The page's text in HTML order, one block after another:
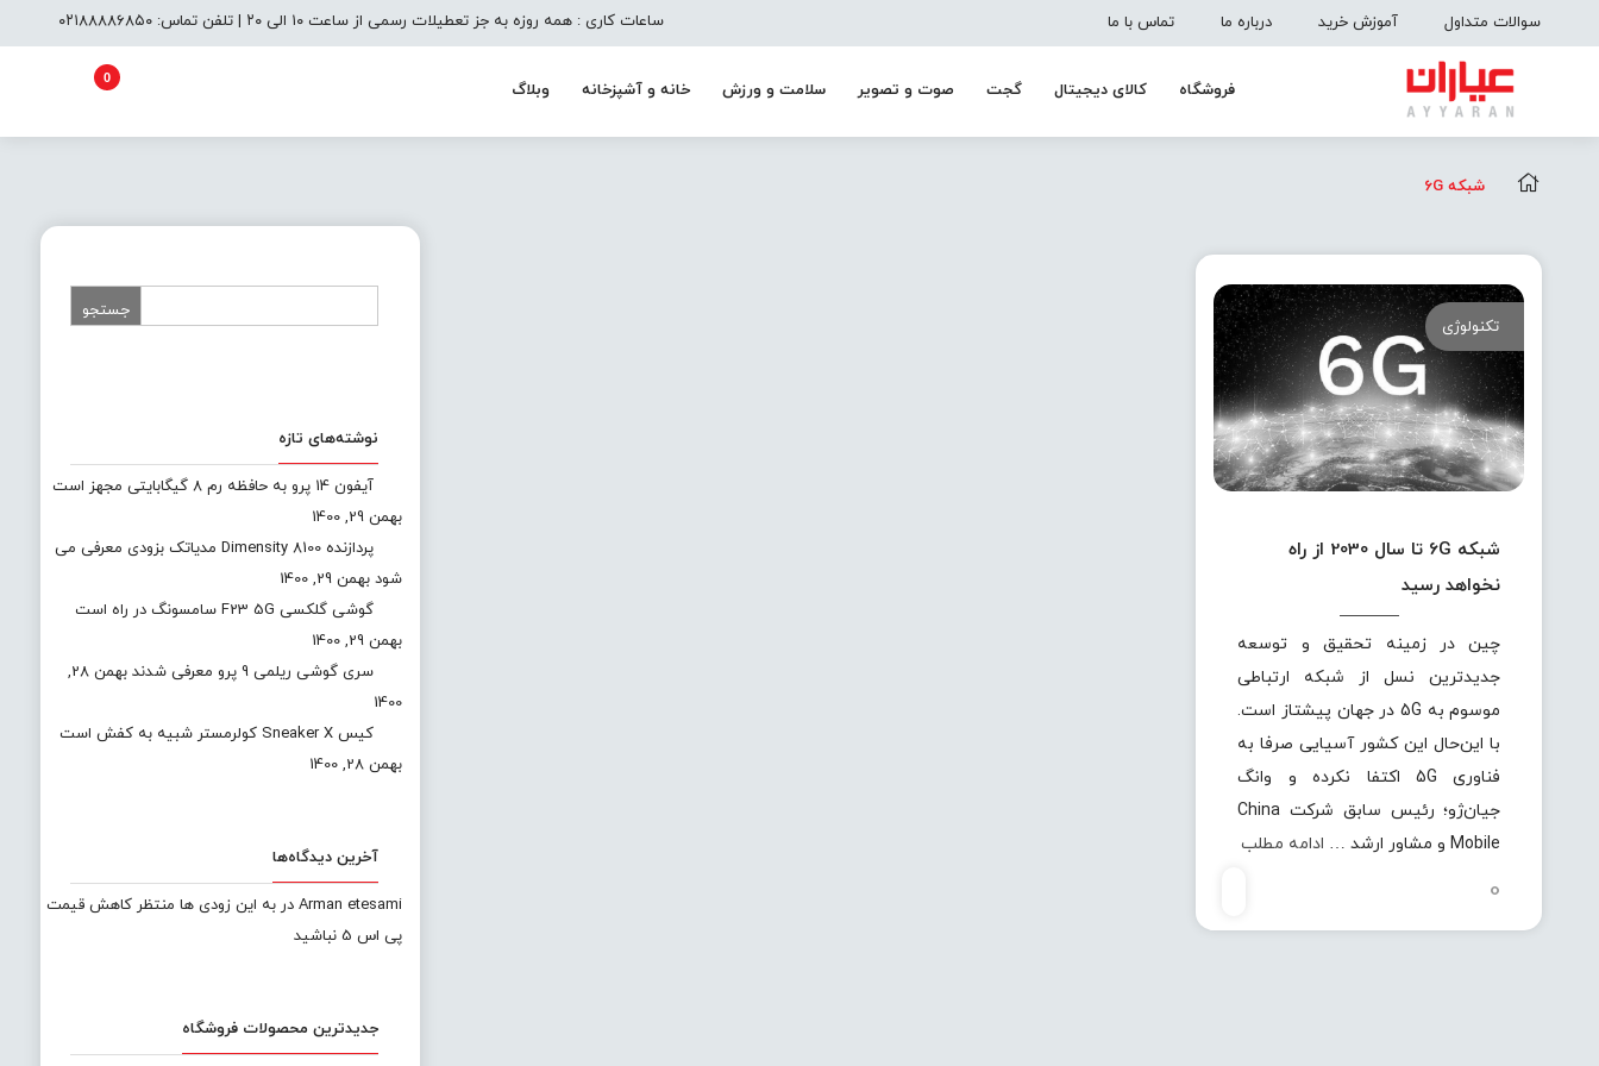
سوالات متداول آموزش خرید درباره ما تماس با ما ساعات کاری : همه روزه به جز تعطیلات رسمی از ساعت ۱۰ الی ۲۰ | تلفن تماس: ۰۲۱۸۸۸۸۶۸۵۰
فروشگاه کالای دیجیتال گجت صوت و تصویر سلامت و ورزش خانه و آشپزخانه وبلاگ
0
شبکه 6G
تکنولوژی
شبکه 6G تا سال 2030 از راه
نخواهد رسید
چین در زمینه تحقیق و توسعه
جدیدترین نسل از شبکه ارتباطی
موسوم به 5G در جهان پیشتاز است.
با این‌حال این کشور آسیایی صرفا به
فناوری 5G اکتفا نکرده و وانگ
جیان‌ژو؛ رئیس سابق شرکت China
Mobile و مشاور ارشد …
ادامه مطلب
0
نوشته‌های تازه
آیفون 14 پرو به حافظه رم 8 گیگابایتی مجهز است
بهمن 29, 1400
پردازنده Dimensity 8100 مدیاتک بزودی معرفی می
شود بهمن 29, 1400
گوشی گلکسی F23 5G سامسونگ در راه است
بهمن 29, 1400
سری گوشی ریلمی 9 پرو معرفی شدند
بهمن 28,
1400
کیس Sneaker X کولرمستر شبیه به کفش است
بهمن 28, 1400
آخرین دیدگاه‌ها
Arman etesami دربه این زودی ها منتظر کاهش قیمت
پی اس 5 نباشید
جدیدترین محصولات فروشگاه